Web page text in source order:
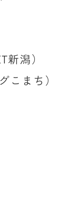
新潟）
こまち）